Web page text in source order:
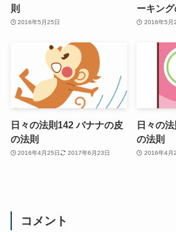
則
2016年5月25日
ーキング
2016年5月
日々の法則142 バナナの皮
の法則
2016年4月25日 2017年6月23日
日々の
の法則
2016年4月
コメント